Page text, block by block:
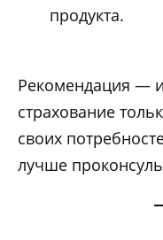
продукта.
Рекомендация —
страхование
своих
лучше